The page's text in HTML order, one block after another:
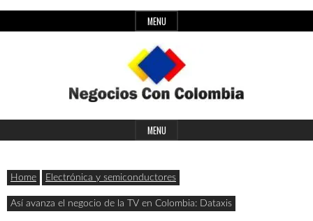
to
MENU
Negocios
con
Últimas
noticias,
comunicados
y
Header
MENU
Home Electrónica y semiconductores
Así avanza el negocio de la TV en Colombia: Dataxis